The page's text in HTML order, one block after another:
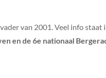
van 2001. Veel info staat
en de 6e nationaal